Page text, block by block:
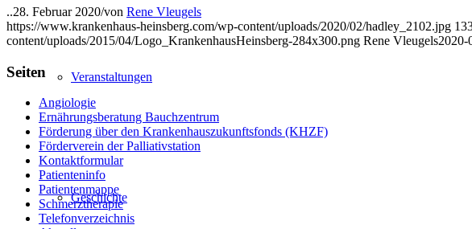
Veranstaltungen
Geschichte
..28. Februar 2020/von Rene Vleugels
https://www.krankenhaus-heinsberg.com/wp-content/uploads/2020/02/hadley_2102.jpg
content/uploads/2015/04/Logo_KrankenhausHeinsberg-284x300.png Rene Vleugels2020-
Seiten
Angiologie
Ernährungsberatung Bauchzentrum
Förderung über den Krankenhauszukunftsfonds (KHZF)
Förderverein der Palliativstation
Kontaktformular
Patienteninfo
Patientenmappe
Schmerztherapie
Telefonverzeichnis